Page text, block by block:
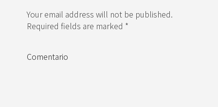
Your email address will not be published.
Required fields are marked *
Comentario